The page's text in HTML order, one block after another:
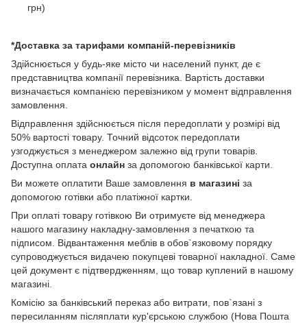
грн)
*Доставка за тарифами компаній-перевізників
Здійснюється у будь-яке місто чи населений пункт, де є
представництва компанії перевізника. Вартість доставки
визначається компанією перевізником у момент відправлення
замовлення.
Відправлення здійснюється після передоплати у розмірі від
50% вартості товару. Точний відсоток передоплати
узгоджується з менеджером залежно від групи товарів.
Доступна оплата онлайн за допомогою банківської карти.
Ви можете оплатити Ваше замовлення в магазині за
допомогою готівки або платіжної картки.
При оплаті товару готівкою Ви отримуєте від менеджера
нашого магазину накладну-замовлення з печаткою та
підписом. Відвантаження меблів в обов`язковому порядку
супроводжується видачею покупцеві товарної накладної. Саме
цей документ є підтвердженням, що товар куплений в нашому
магазині.
Комісію за банківський переказ або витрати, пов`язані з
пересиланням післяплати кур'єрською службою (Нова Пошта